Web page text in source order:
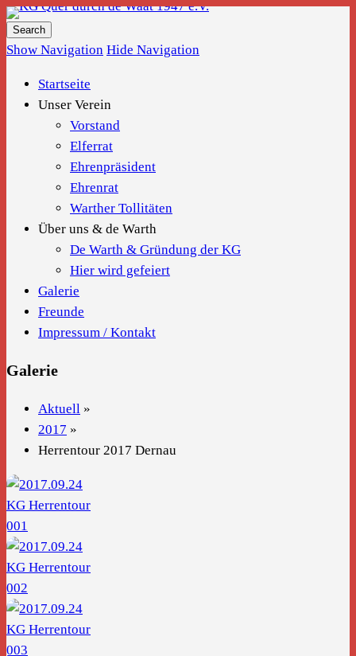
KG Quer durch de Waat 1947 e.V.
Show Navigation Hide Navigation
Startseite
Unser Verein
Vorstand
Elferrat
Ehrenpräsident
Ehrenrat
Warther Tollitäten
Über uns & de Warth
De Warth & Gründung der KG
Hier wird gefeiert
Galerie
Freunde
Impressum / Kontakt
Galerie
Aktuell »
2017 »
Herrentour 2017 Dernau